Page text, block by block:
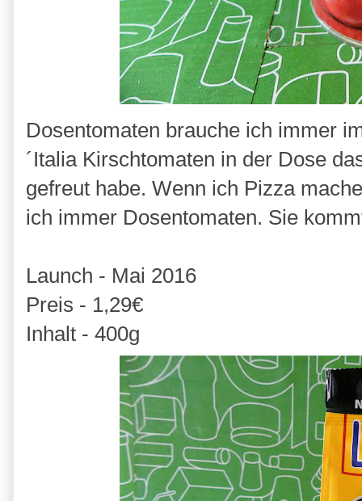
Dosentomaten brauche ich immer
´Italia Kirschtomaten in der Dose
gefreut habe. Wenn ich Pizza
ich immer Dosentomaten. Sie
Launch - Mai 2016
Preis - 1,29€
Inhalt - 400g